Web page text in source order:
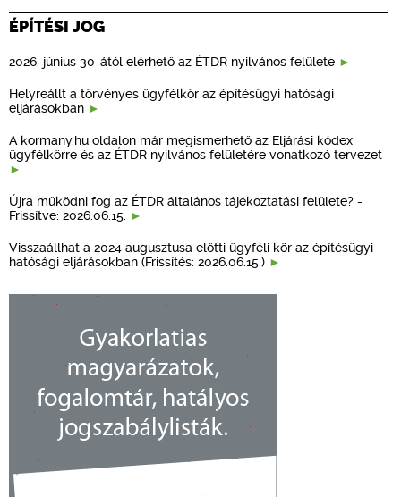
ÉPÍTÉSI JOG
2026. június 30-ától elérhető az ÉTDR nyilvános felülete
Helyreállt a törvényes ügyfélkör az építésügyi hatósági
eljárásokban
A kormany.hu oldalon már megismerhető az Eljárási kódex
ügyfélkörre és az ÉTDR nyilvános felületére vonatkozó tervezet
Újra működni fog az ÉTDR általános tájékoztatási felülete? -
Frissítve: 2026.06.15.
Visszaállhat a 2024 augusztusa előtti ügyféli kör az építésügyi
hatósági eljárásokban (Frissítés: 2026.06.15.)